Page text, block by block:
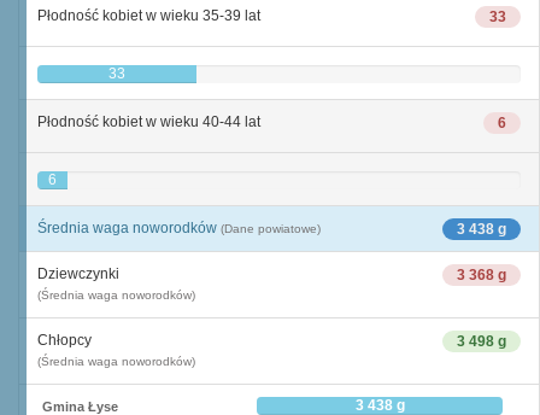
33
Płodność kobiet w wieku 35-39 lat
33
6
Płodność kobiet w wieku 40-44 lat
6
3 438 g
Średnia waga noworodków (Dane powiatowe)
3 368 g
Dziewczynki
(Średnia waga noworodków)
3 498 g
Chłopcy
(Średnia waga noworodków)
Gmina Łyse 3 438 g